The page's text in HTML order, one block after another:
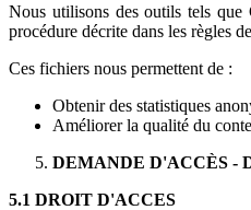
Nous utilisons des outils tels
procédure décrite dans les règles
Ces fichiers nous permettent de :
Obtenir des statistiques
Améliorer la qualité du
DEMANDE D'ACCÈS -
5.1 DROIT D'ACCES